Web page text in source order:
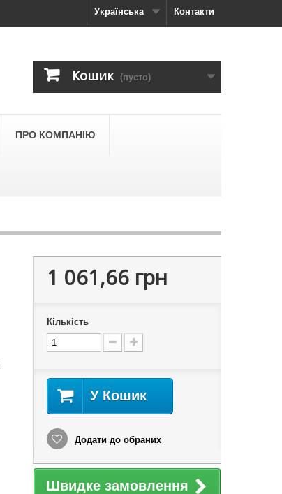
Контакти
Українська
Кошик (пусто)
ПРО КОМПАНІЮ
1 061,66 грн
Кількість
У Кошик
Додати до обраних
Швидке замовлення